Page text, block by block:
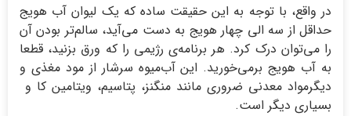
در واقع، با توجه به این حقیقت ساده که یک لیوان آب هویج
حداقل از سه الی چهار هویج به دست می‌آید، سالم‌تر بودن آن
را می‌توان درک کرد. هر برنامه‌ی رژیمی را که ورق بزنید، قطعا
به آب هویج برمی‌خورید. این آب‌میوه سرشار از مود مغذی و
دیگرمواد معدنی ضروری مانند منگنز، پتاسیم، ویتامین کا و
بسیاری دیگر است.